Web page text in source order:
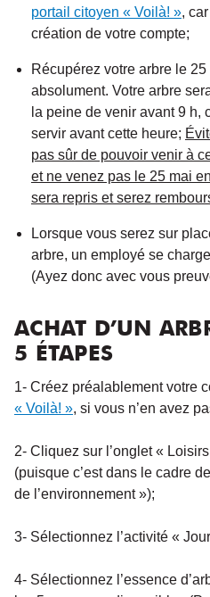
portail citoyen « Voilà! »,
création de votre compte;
Récupérez votre arbre le
absolument. Votre arbre
la peine de venir avant 9 h,
servir avant cette heure;
pas sûr de pouvoir venir à
et ne venez pas le 25 mai
sera repris et serez
Lorsque vous serez sur
arbre, un employé se
(Ayez donc avec vous
ACHAT D’UN
5 ÉTAPES
1- Créez préalablement votre
« Voilà! », si vous n’en avez
2- Cliquez sur l’onglet «
(puisque c’est dans le cadre
de l’environnement »);
3- Sélectionnez l’activité «
4- Sélectionnez l’essence